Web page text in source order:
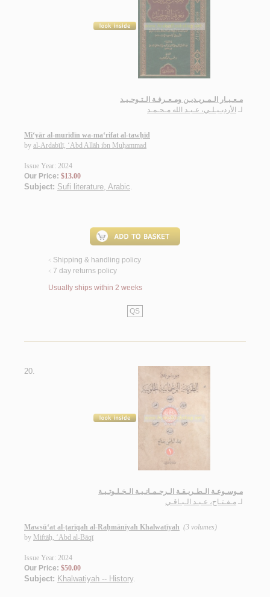
مـعـيـار الـمـريـديـن ومـعـرفـة الـتـوحـيـد
لـ الأردبـيـلـي، عـبـد الله مـحـمـد
Mi‘yār al-murīdīn wa-ma‘rifat al-tawḥīd
by al-Ardabīlī, ‘Abd Allāh ibn Muḥammad
Issue Year: 2024
Our Price: $13.00
Subject: Sufi literature, Arabic.
< Shipping & handling policy
< 7 day returns policy
Usually ships within 2 weeks
QS
20.
مـوسـوعـة الـطـريـقـة الـرحـمـانـيـة الـخـلـوتـيـة
لـ مـفـتـاح، عـبـد الـبـاقـي
Mawsū‘at al-ṭarīqah al-Raḥmānīyah Khalwatīyah (3 volumes)
by Miftāḥ, ‘Abd al-Bāqī
Issue Year: 2024
Our Price: $50.00
Subject: Khalwatiyah -- History.